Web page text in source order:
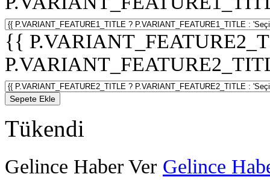
{{
Sepete Ekle
Tükendi
Gelince Haber Ver Gelince